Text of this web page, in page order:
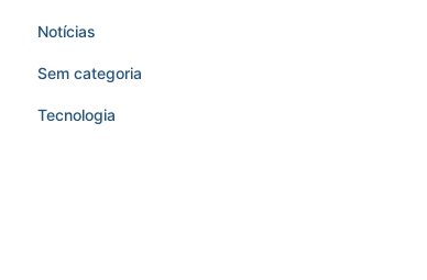
Notícias
Sem categoria
Tecnologia